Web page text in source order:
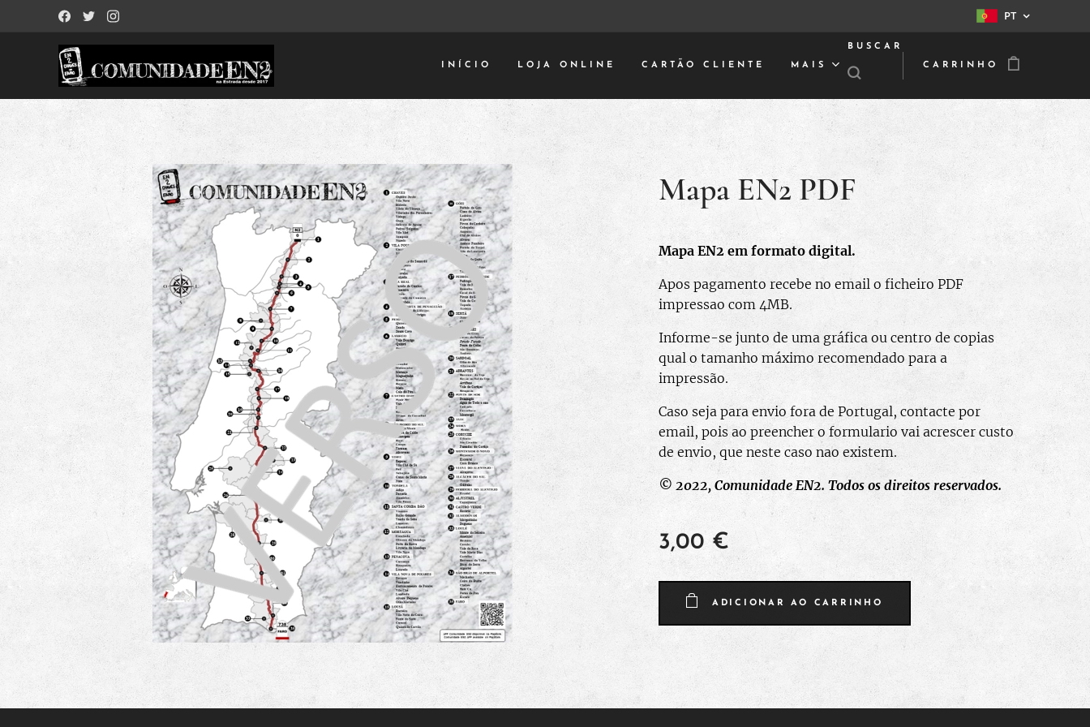
PT
INÍCIO LOJA ONLINE CARTÃO CLIENTE MAIS
BUSCAR
CARRINHO
Mapa EN2 PDF
Mapa EN2 em formato digital.
Apos pagamento recebe no email o ficheiro PDF
impressao com 4MB.
Informe-se junto de uma gráfica ou centro de copias
qual o tamanho máximo recomendado para a
impressão.
Caso seja para envio fora de Portugal, contacte por
email, pois ao preencher o formulario vai acrescer custo
de envio, que neste caso nao existem.
© 2022, Comunidade EN2. Todos os direitos reservados.
3,00 €
ADICIONAR AO CARRINHO